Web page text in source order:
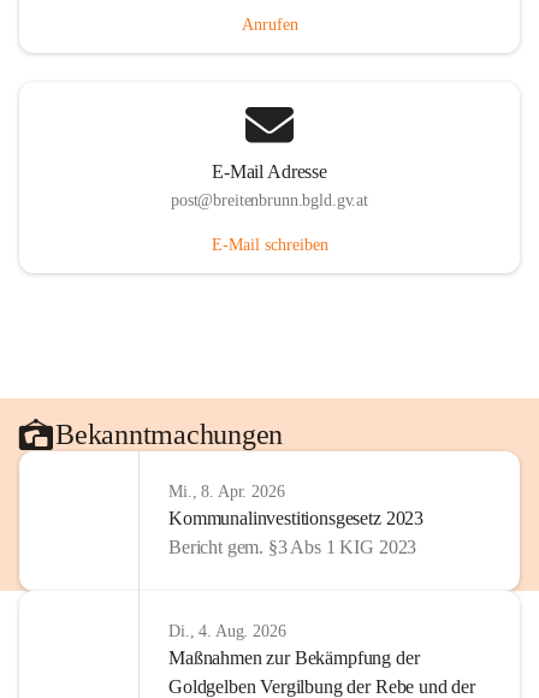
Anrufen
E-Mail Adresse
post@breitenbrunn.bgld.gv.at
E-Mail schreiben
Bekanntmachungen
Mi., 8. Apr. 2026
Kommunalinvestitionsgesetz 2023
Bericht gem. §3 Abs 1 KIG 2023
Di., 4. Aug. 2026
Maßnahmen zur Bekämpfung der
Goldgelben Vergilbung der Rebe und der